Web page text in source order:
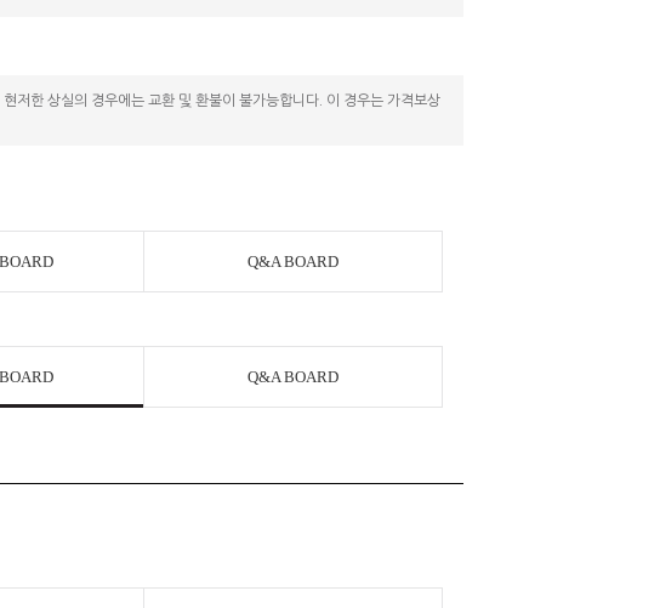
저한 상실의 경우에는 교환 및 환불이 불가능합니다. 이 경우는 가격보상
Q&A BOARD
Q&A BOARD